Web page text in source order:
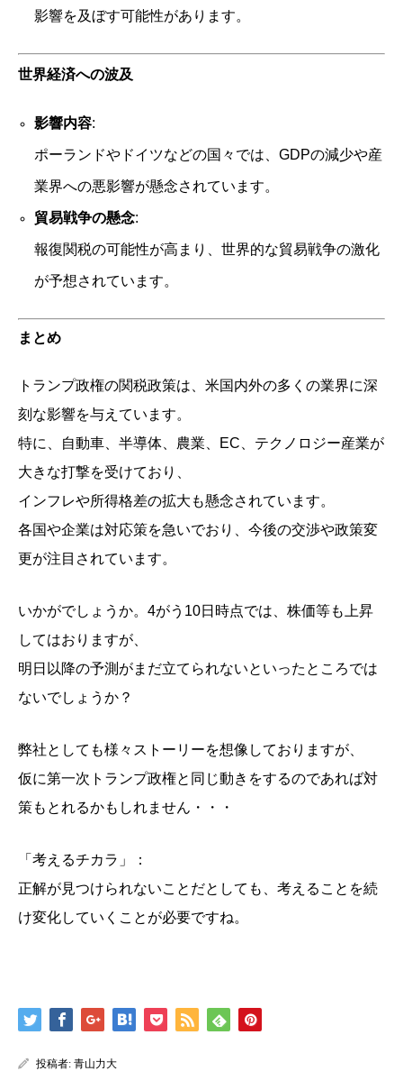
影響を及ぼす可能性があります。
世界経済への波及
影響内容:
ポーランドやドイツなどの国々では、GDPの減少や産
業界への悪影響が懸念されています。
貿易戦争の懸念:
報復関税の可能性が高まり、世界的な貿易戦争の激化
が予想されています。
まとめ
トランプ政権の関税政策は、米国内外の多くの業界に深
刻な影響を与えています。
特に、自動車、半導体、農業、EC、テクノロジー産業が
大きな打撃を受けており、
インフレや所得格差の拡大も懸念されています。
各国や企業は対応策を急いでおり、今後の交渉や政策変
更が注目されています。
いかがでしょうか。4がう10日時点では、株価等も上昇
してはおりますが、
明日以降の予測がまだ立てられないといったところでは
ないでしょうか？
弊社としても様々ストーリーを想像しておりますが、
仮に第一次トランプ政権と同じ動きをするのであれば対
策もとれるかもしれません・・・
「考えるチカラ」：
正解が見つけられないことだとしても、考えることを続
け変化していくことが必要ですね。
投稿者: 青山力大